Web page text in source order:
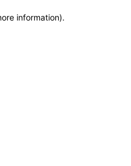
information).